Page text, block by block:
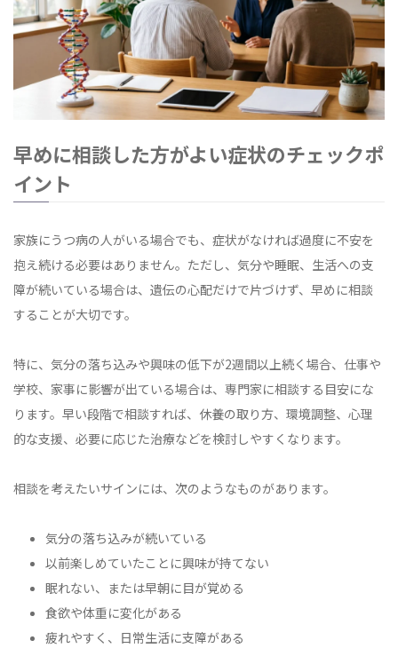
早めに相談した方がよい症状のチェックポ
イント
家族にうつ病の人がいる場合でも、症状がなければ過度に不安を
抱え続ける必要はありません。ただし、気分や睡眠、生活への支
障が続いている場合は、遺伝の心配だけで片づけず、早めに相談
することが大切です。
特に、気分の落ち込みや興味の低下が2週間以上続く場合、仕事や
学校、家事に影響が出ている場合は、専門家に相談する目安にな
ります。早い段階で相談すれば、休養の取り方、環境調整、心理
的な支援、必要に応じた治療などを検討しやすくなります。
相談を考えたいサインには、次のようなものがあります。
気分の落ち込みが続いている
以前楽しめていたことに興味が持てない
眠れない、または早朝に目が覚める
食欲や体重に変化がある
疲れやすく、日常生活に支障がある